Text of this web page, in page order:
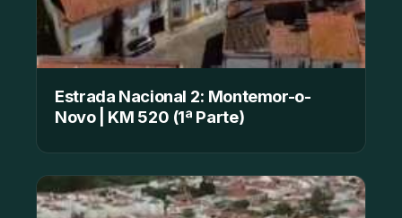
Estrada Nacional 2: Montemor-o-
Novo | KM 520 (1ª Parte)